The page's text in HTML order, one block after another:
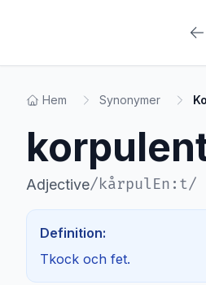
Hem Synonymer
Adjective/kårpulEn:t/
Definition:
Tkock och fet.